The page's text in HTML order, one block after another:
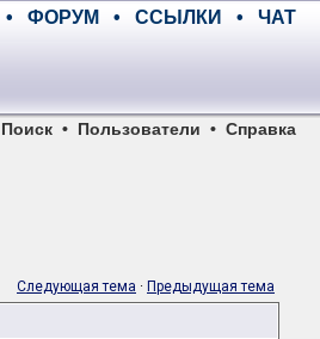
• ФОРУМ • ССЫЛКИ • ЧАТ
Поиск • Пользователи • Справка
Следующая тема · Предыдущая тема